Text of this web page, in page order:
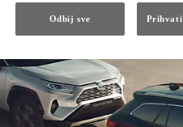
Odbij sve Prihvati